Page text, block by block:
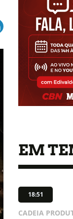
EM
18:51
CADEIA